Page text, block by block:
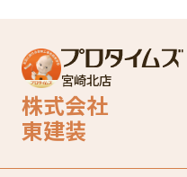
宮崎北店
株式会社
東建装